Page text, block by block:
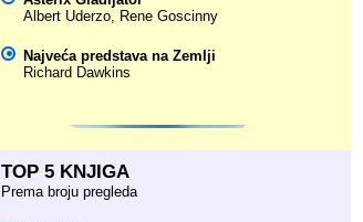
Albert Uderzo, Rene Goscinny
Najveća predstava na Zemlji
Richard Dawkins
TOP 5 KNJIGA
Prema broju pregleda